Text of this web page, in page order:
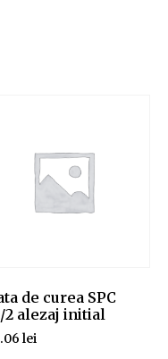
de curea SPC
2 alezaj initial
lei